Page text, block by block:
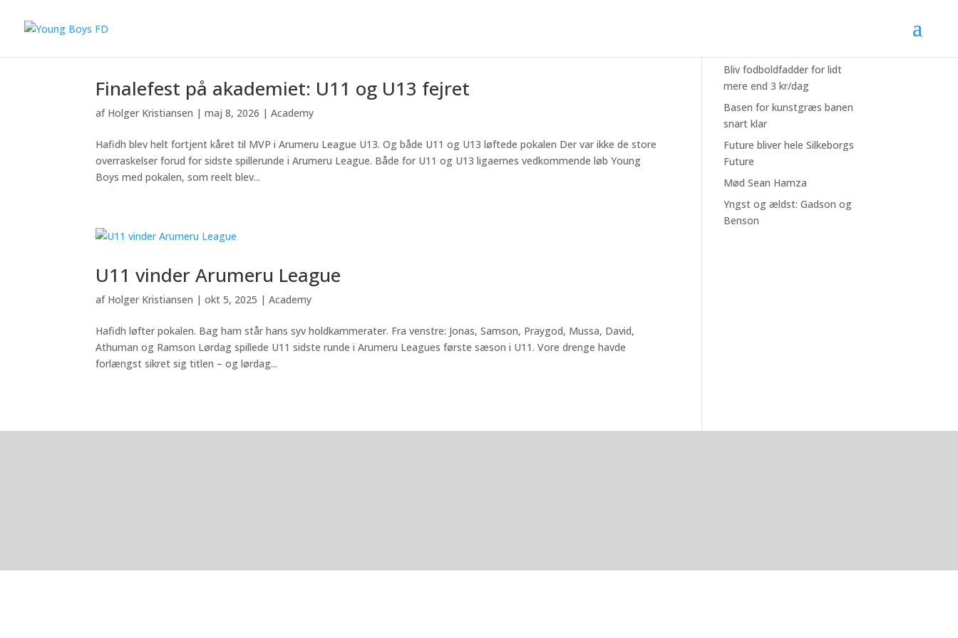
Finalefest på akademiet: U11 og U13 fejret
af Holger Kristiansen |maj 8, 2026 |Academy
Hafidh blev helt fortjent kåret til MVP i Arumeru League U13. Og både U11 og U13 løftede pokalen Der var ikke de store
overraskelser forud for sidste spillerunde i Arumeru League. Både for U11 og U13 ligaernes vedkommende løb Young
Boys med pokalen, som reelt blev...
U11 vinder Arumeru League
af Holger Kristiansen |okt 5, 2025 |Academy
Hafidh løfter pokalen. Bag ham står hans syv holdkammerater. Fra venstre: Jonas, Samson, Praygod, Mussa, David,
Athuman og Ramson Lørdag spillede U11 sidste runde i Arumeru Leagues første sæson i U11. Vore drenge havde
forlængst sikret sig titlen – og lørdag...
Bliv fodboldfadder for lidt
mere end 3 kr/dag
Basen for kunstgræs banen
snart klar
Future bliver hele Silkeborgs
Future
Mød Sean Hamza
Yngst og ældst: Gadson og
Benson